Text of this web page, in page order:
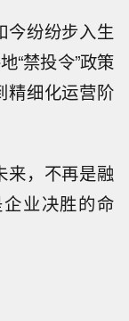
今纷纷步入生
“禁投令”政策
精细化运营阶
来，不再是融
业决胜的命